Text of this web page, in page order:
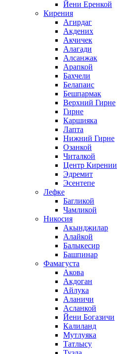
Йени Еренкой
Кирения
Агирдаг
Акдених
Акчичек
Алагади
Алсанжак
Арапкой
Бахчели
Белапаис
Бешпармак
Верхний Гирне
Гирне
Каршияка
Лапта
Нижний Гирне
Озанкой
Читалкой
Центр Кирении
Эдремит
Эсентепе
Лефке
Багликой
Чамликой
Никосия
Акынджилар
Алайкой
Балыкесир
Башпинар
Фамагуста
Акова
Акдоган
Айлука
Аланичи
Асланкой
Йени Богазичи
Калиланд
Мутлуяка
Татлысу